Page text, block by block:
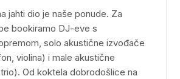
jahti dio je naše ponude. Za
bookiramo DJ-eve s
solo akustične izvođače
violina) i male akustične
Od koktela dobrodošlice na